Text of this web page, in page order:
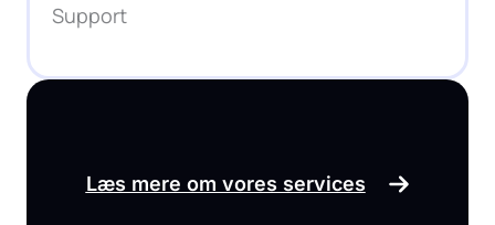
Support
Læs mere om vores services